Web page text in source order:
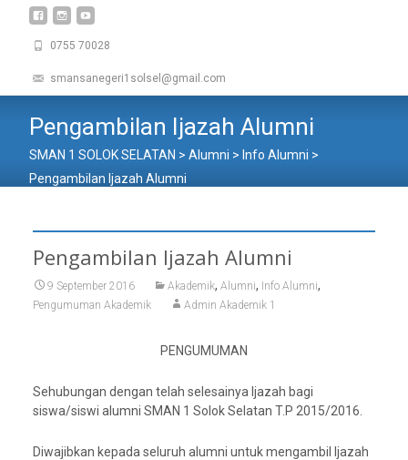
0755 70028
smansanegeri1solsel@gmail.com
Pengambilan Ijazah Alumni
SMAN 1 SOLOK SELATAN > Alumni > Info Alumni >
Pengambilan Ijazah Alumni
Pengambilan Ijazah Alumni
9 September 2016 Akademik, Alumni, Info Alumni,
Pengumuman Akademik Admin Akademik 1
PENGUMUMAN
Sehubungan dengan telah selesainya Ijazah bagi
siswa/siswi alumni SMAN 1 Solok Selatan T.P 2015/2016.
Diwajibkan kepada seluruh alumni untuk mengambil Ijazah